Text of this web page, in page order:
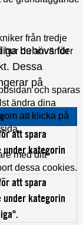
från tredje
hur du använder
och sparas
ändra dina
att klicka på
med ditt
dessa cookies.
behövs för
Dessa
på
att spara
under kategorin
att spara
under kategorin